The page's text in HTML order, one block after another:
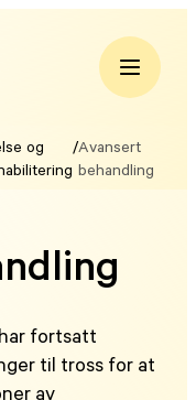
og
/Avansert
behandling
fortsatt
til tross for at
av